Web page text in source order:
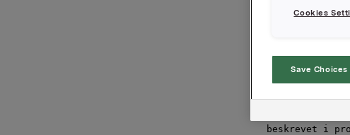
aksjer, og
på ca. 39,73
beskrevet i
Cookies
Save Choices